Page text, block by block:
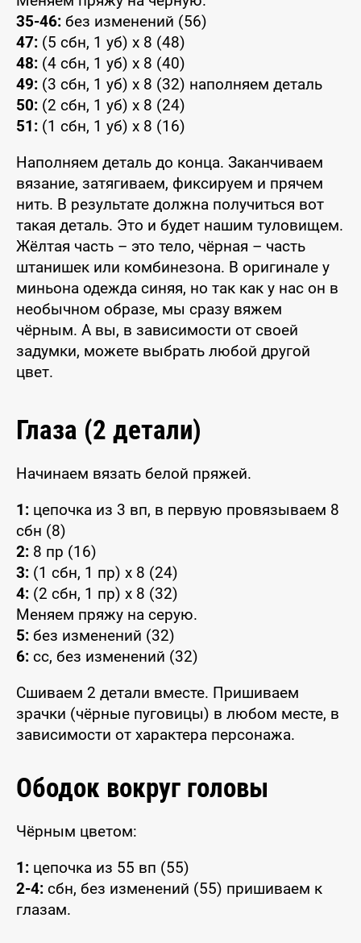
35-46: без изменений (56)
47: (5 сбн, 1 уб) x 8 (48)
48: (4 сбн, 1 уб) x 8 (40)
49: (3 сбн, 1 уб) x 8 (32) наполняем деталь
50: (2 сбн, 1 уб) x 8 (24)
51: (1 сбн, 1 уб) x 8 (16)
Наполняем деталь до конца. Заканчиваем
вязание, затягиваем, фиксируем и прячем
нить. В результате должна получиться вот
такая деталь. Это и будет нашим туловищем.
Жёлтая часть – это тело, чёрная – часть
штанишек или комбинезона. В оригинале у
миньона одежда синяя, но так как у нас он в
необычном образе, мы сразу вяжем
чёрным. А вы, в зависимости от своей
задумки, можете выбрать любой другой
цвет.
Глаза (2 детали)
Начинаем вязать белой пряжей.
1: цепочка из 3 вп, в первую провязываем 8
сбн (8)
2: 8 пр (16)
3: (1 сбн, 1 пр) x 8 (24)
4: (2 сбн, 1 пр) x 8 (32)
Меняем пряжу на серую.
5: без изменений (32)
6: сс, без изменений (32)
Сшиваем 2 детали вместе. Пришиваем
зрачки (чёрные пуговицы) в любом месте, в
зависимости от характера персонажа.
Ободок вокруг головы
Чёрным цветом:
1: цепочка из 55 вп (55)
2-4: сбн, без изменений (55) пришиваем к
глазам.